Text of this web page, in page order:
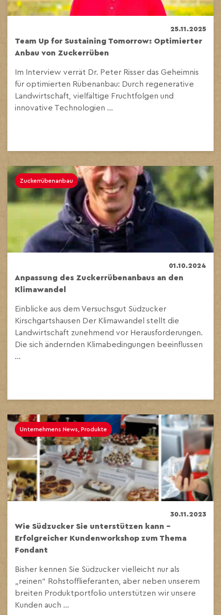
25.11.2025
Team Up for Sustaining Tomorrow: Optimierter
Anbau von Zuckerrüben
Im Interview verrät Dr. Peter Risser das Geheimnis
für optimierten Rübenanbau: Durch regenerative
Landwirtschaft, vielfältige Fruchtfolgen und
innovative Technologien ...
Zuckerrübenanbau
01.10.2024
Anpassung des Zuckerrübenanbaus an den
Klimawandel
Einblicke aus dem Versuchsgut Südzucker
Kirschgartshausen Der Klimawandel stellt die
Landwirtschaft zunehmend vor Herausforderungen.
Die sich ändernden Klimabedingungen beeinflussen
...
Unternehmens News, Produkte
30.11.2023
Wie Südzucker Sie unterstützen kann –
Erfolgreicher Kundenworkshop zum Thema
Fondant
Bisher kennen Sie Südzucker vielleicht nur als
„reinen“ Rohstofflieferanten, aber neben unserem
breiten Produktportfolio unterstützen wir unsere
Kunden auch ...